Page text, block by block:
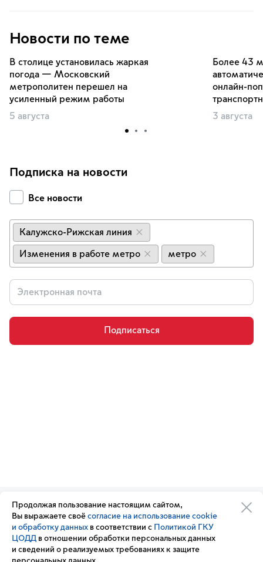
Новости по теме
В столице установилась жаркая
погода — Московский
метрополитен перешел на
усиленный режим работы
5 августа
Более 43
онлайн-
3 августа
Подписка на новости
Все новости
Калужско-Рижская линия
Изменения в работе метро метро
Подписаться
Организации транспортного
комплекса
Транспортный комплекс
России
Обратная связь
Подписка
на новости
Вакансии
Продолжая пользование настоящим сайтом,
Вы выражаете своё согласие на использование cookie
и обработку данных в соответствии с Политикой ГКУ
ЦОДД в отношении обработки персональных данных
и сведений о реализуемых требованиях к защите